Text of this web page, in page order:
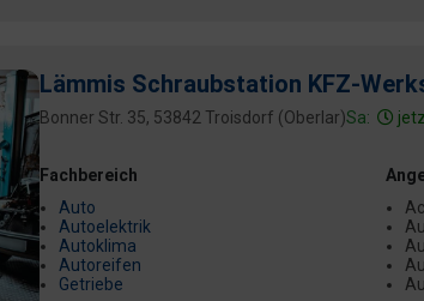
Lämmis Schraubstation KFZ-
Bonner Str. 35, 53842 Troisdorf (Oberlar)Sa:
Fachbereich
Auto
Autoelektrik
Autoklima
Autoreifen
Getriebe